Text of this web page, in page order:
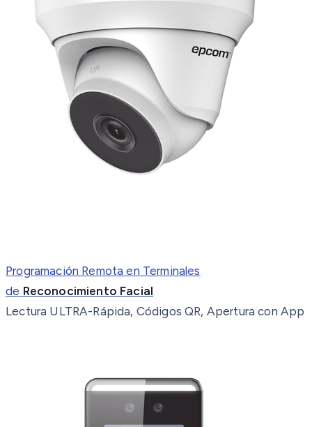
Programación Remota en Terminales
de Reconocimiento Facial
Lectura ULTRA-Rápida, Códigos QR, Apertura con App